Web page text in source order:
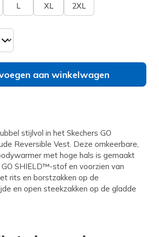
L XL 2XL
aan winkelwagen
stijlvol in het Skechers GO
Reversible Vest. Deze omkeerbare,
met hoge hals is gemaakt
SHIELD™-stof en voorzien van
rits en borstzakken op de
en open steekzakken op de gladde